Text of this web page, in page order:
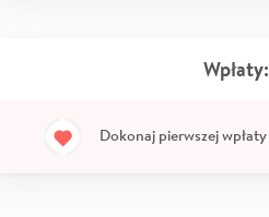
Wpłaty:
Dokonaj pierwszej wpłaty